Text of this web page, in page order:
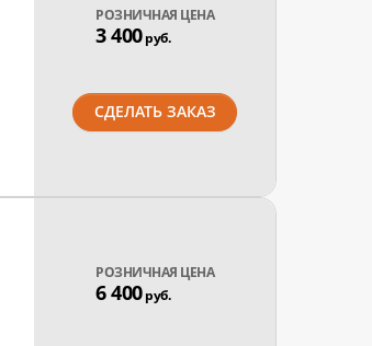
РОЗНИЧНАЯ ЦЕНА
3 400руб.
СДЕЛАТЬ ЗАКАЗ
РОЗНИЧНАЯ ЦЕНА
6 400руб.